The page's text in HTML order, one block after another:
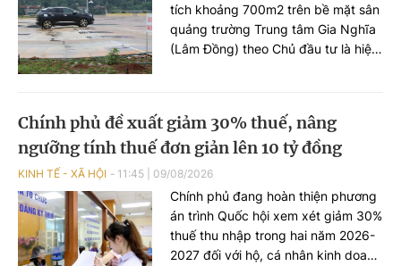
tích khoảng 700m2 trên bề mặt sân
quảng trường Trung tâm Gia Nghĩa
(Lâm Đồng) theo Chủ đầu tư là hiện
Chính phủ đề xuất giảm 30% thuế, nâng
ngưỡng tính thuế đơn giản lên 10 tỷ đồng
KINH TẾ - XÃ HỘI 11:45 09/08/2026
Chính phủ đang hoàn thiện phương
án trình Quốc hội xem xét giảm 30%
thuế thu nhập trong hai năm 2026-
2027 đối với hộ, cá nhân kinh doanh